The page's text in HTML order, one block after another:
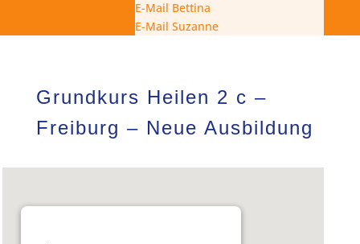
E-Mail Bettina
E-Mail Suzanne
Grundkurs Heilen 2 c –
Freiburg – Neue Ausbildung